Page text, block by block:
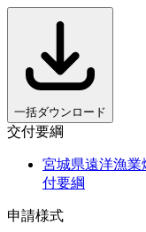
一括ダウンロード
交付要綱
宮城県遠洋漁業
付要綱
申請様式